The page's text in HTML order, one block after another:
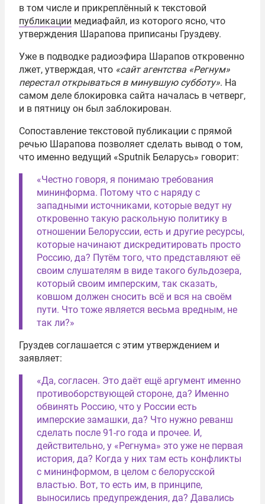
в том числе и прикреплённый к текстовой
публикации медиафайл, из которого ясно, что
утверждения Шарапова приписаны Груздеву.
Уже в подводке радиоэфира Шарапов откровенно
лжет, утверждая, что «сайт агентства «Регнум»
перестал открываться в минувшую субботу». На
самом деле блокировка сайта началась в четверг,
и в пятницу он был заблокирован.
Сопоставление текстовой публикации с прямой
речью Шарапова позволяет сделать вывод о том,
что именно ведущий «Sputnik Беларусь» говорит:
«Честно говоря, я понимаю требования
мининформа. Потому что с наряду с
западными источниками, которые ведут ну
откровенно такую раскольную политику в
отношении Белоруссии, есть и другие ресурсы,
которые начинают дискредитировать просто
Россию, да? Путём того, что представляют её
своим слушателям в виде такого бульдозера,
который своим имперским, так сказать,
ковшом должен сносить всё и вся на своём
пути. Что тоже является весьма вредным, не
так ли?»
Груздев соглашается с этим утверждением и
заявляет:
«Да, согласен. Это даёт ещё аргумент именно
противоборствующей стороне, да? Именно
обвинять Россию, что у России есть
имперские замашки, да? Что нужно реванш
сделать после 91-го года и прочее. И,
действительно, у «Регнума» это уже не первая
история, да? Когда у них там есть конфликты
с мининформом, в целом с белорусской
властью. Вот, то есть им, в принципе,
выносились предупреждения, да? Давались